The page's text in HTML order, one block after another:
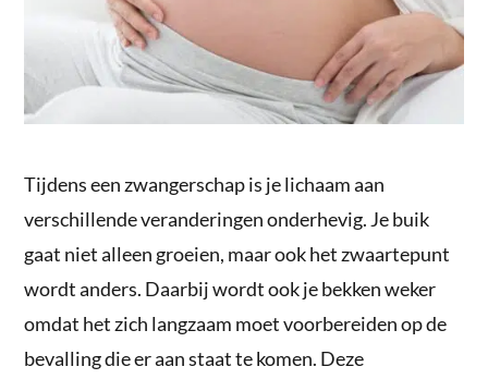
Tijdens een zwangerschap is je lichaam aan
verschillende veranderingen onderhevig. Je buik
gaat niet alleen groeien, maar ook het zwaartepunt
wordt anders. Daarbij wordt ook je bekken weker
omdat het zich langzaam moet voorbereiden op de
bevalling die er aan staat te komen. Deze